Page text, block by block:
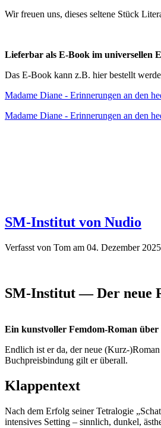
Wir freuen uns, dieses seltene Stück
Lieferbar als E-Book im universellen
Das E-Book kann z.B. hier bestellt
Madame Diane - Erinnerungen an den
Madame Diane - Erinnerungen an den
SM-Institut von Nudio
Verfasst von Tom am 04. Dezember 2025
SM-Institut — Der neue
Ein kunstvoller Femdom-Roman über
Endlich ist er da, der neue (Kurz-
Buchpreisbindung gilt er überall.
Klappentext
Nach dem Erfolg seiner Tetralogie
intensives Setting – sinnlich, dunkel,